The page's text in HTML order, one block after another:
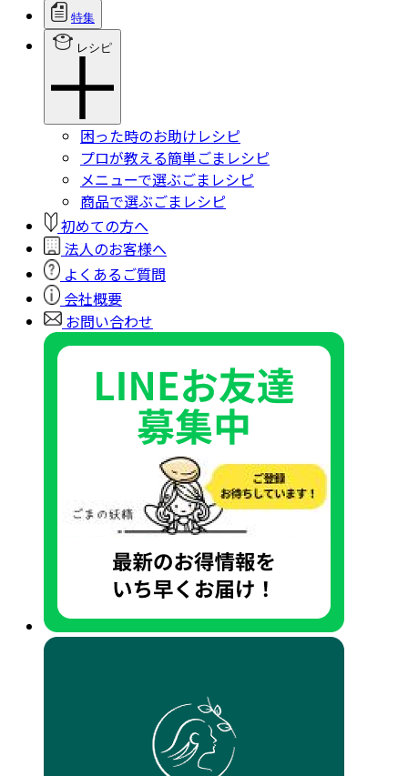
特集
レシピ
困った時のお助けレシピ
プロが教える簡単ごまレシピ
メニューで選ぶごまレシピ
商品で選ぶごまレシピ
初めての方へ
法人のお客様へ
よくあるご質問
会社概要
お問い合わせ